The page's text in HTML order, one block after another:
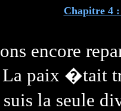
Chapitre 4 :
encore
La paix �tait
suis la